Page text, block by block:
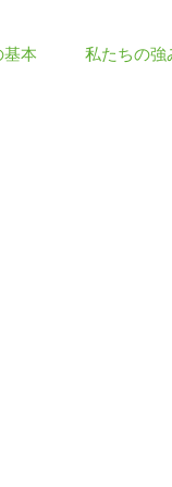
基本 私たちの強